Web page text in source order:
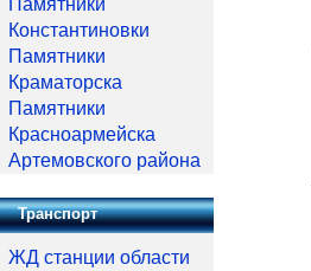
Памятники
Константиновки
Памятники
Краматорска
Памятники
Красноармейска
Артемовского района
Транспорт
ЖД станции области